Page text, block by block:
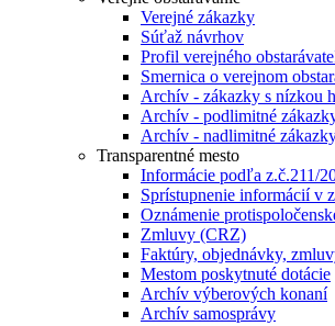
Verejné zákazky
Súťaž návrhov
Profil verejného
Smernica o verejnom
Archív - zákazky s nízkou
Archív - podlimitné
Archív - nadlimitné
Transparentné mesto
Informácie podľa z.č.211/
Sprístupnenie informácií v
Oznámenie
Zmluvy (CRZ)
Faktúry, objednávky,
Mestom poskytnuté dotácie
Archív výberových konaní
Archív samosprávy